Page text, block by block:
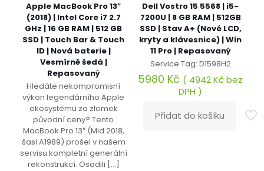
Apple MacBook Pro 13″
(2018) | Intel Core i7 2.7
GHz | 16 GB RAM | 512 GB
SSD | Touch Bar & Touch
ID | Nová baterie |
Vesmírně šedá |
Repasovaný
Hledáte nekompromisní
výkon legendárního Apple
ekosystému za zlomek
původní ceny? Tento
MacBook Pro 13″ (Mid 2018,
šasi A1989) prošel v našem
servisu kompletní generální
rekonstrukcí. Osadili […]
Dell Vostro 15 5568 | i5-
7200U | 8 GB RAM | 512GB
SSD | Stav A+ (Nové LCD,
kryty a klávesnice) | Win
11 Pro | Repasovaný
Service Tag: D1598H2
5980 Kč ( 4942Kčbez
DPH )
Přidat do košíku